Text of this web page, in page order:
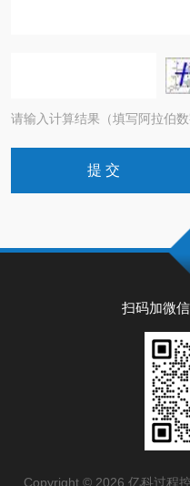
请输入计算结果（填写阿拉伯
扫码加微
Copyright © 2026 亿科过程